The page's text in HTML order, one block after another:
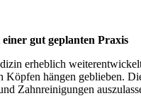
gut geplanten Praxis
erheblich
Köpfen hängen geblieben.
Zahnreinigungen